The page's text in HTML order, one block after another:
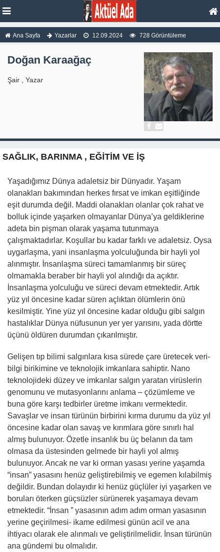
Ana Sayfa Yazarlar 12.09.2024 728 Görüntüleme
Doğan Karaağaç
Şair , Yazar
SAĞLIK, BARINMA , EĞİTİM VE İŞ
Yaşadığımız Dünya adaletsiz bir Dünyadır. Yaşam
olanakları bakımından herkes fırsat ve imkan eşitliğinde
eşit durumda değil. Maddi olanakları olanlar çok rahat ve
bolluk içinde yaşarken olmayanlar Dünya’ya geldiklerine
adeta bin pişman olarak yaşama tutunmaya
çalışmaktadırlar. Koşullar bu kadar farklı ve adaletsiz. Oysa
uygarlaşma, yani insanlaşma yolculuğunda bir hayli yol
alınmıştır. İnsanlaşma süreci tamamlanmış bir süreç
olmamakla beraber bir hayli yol alındığı da açıktır.
İnsanlaşma yolculuğu ve süreci devam etmektedir. Artık
yüz yıl öncesine kadar süren açlıktan ölümlerin önü
kesilmiştir. Yine yüz yıl öncesine kadar olduğu gibi salgın
hastalıklar Dünya nüfusunun yer yer yarısını, yada dörtte
üçünü öldüren durumdan çıkarılmıştır.
Gelişen tıp bilimi salgınlara kısa sürede çare üretecek veri-
bilgi birikimine ve teknolojik imkanlara sahiptir. Nano
teknolojideki düzey ve imkanlar salgın yaratan virüslerin
genomunu ve mutasyonlarını anlama – çözümleme ve
buna göre karşı tedbirler üretme imkanı vermektedir.
Savaşlar ve insan türünün birbirini kırma durumu da yüz yıl
öncesine kadar olan savaş ve kırımlara göre sınırlı hal
almış bulunuyor. Özetle insanlık bu üç belanın da tam
olmasa da üstesinden gelmede bir hayli yol almış
bulunuyor. Ancak ne var ki orman yasası yerine yaşamda
“insan” yasasını henüz geliştirebilmiş ve egemen kılabilmiş
değildir. Bundan dolayıdır ki henüz güçlüler iyi yaşarken ve
boruları öterken güçsüzler sürünerek yaşamaya devam
etmektedir. “İnsan ” yasasının adım adım orman yasasının
yerine geçirilmesi- ikame edilmesi günün acil ve ana
ihtiyacı olarak ele alınmalı ve geliştirilmelidir. İnsan türünün
ana gündemi bu olmalıdır.